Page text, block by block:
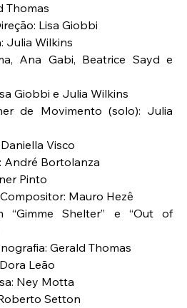
Thomas
Lisa Giobbi
Julia Wilkins
Ana Gabi, Beatrice Sayd e
Giobbi e Julia Wilkins
de Movimento (solo): Julia
Visco
André Bortolanza
Pinto
Mauro Hezê
“Gimme Shelter” e “Out of
Gerald Thomas
Leão
Ney Motta
Setton